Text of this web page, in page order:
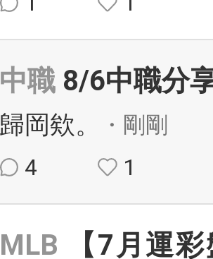
中職 8/6中職分
歸岡欸。
・剛剛
4
1
MLB
【7月運